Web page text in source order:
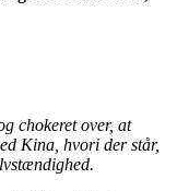
chokeret over, at
Kina, hvori der står,